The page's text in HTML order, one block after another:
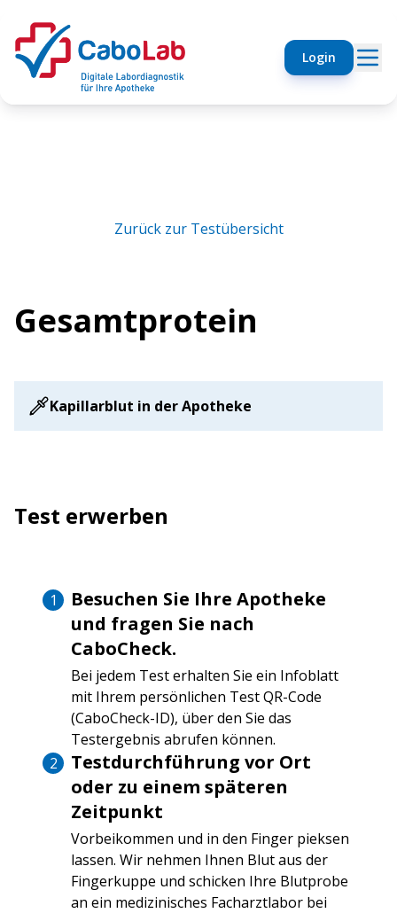
Login
Zurück zur Testübersicht
Gesamtprotein
Kapillarblut in der Apotheke
Test erwerben
Besuchen Sie Ihre Apotheke
und fragen Sie nach
CaboCheck.
Bei jedem Test erhalten Sie ein Infoblatt
mit Ihrem persönlichen Test QR-Code
(CaboCheck-ID), über den Sie das
Testergebnis abrufen können.
Testdurchführung vor Ort
oder zu einem späteren
Zeitpunkt
Vorbeikommen und in den Finger pieksen
lassen. Wir nehmen Ihnen Blut aus der
Fingerkuppe und schicken Ihre Blutprobe
an ein medizinisches Facharztlabor bei